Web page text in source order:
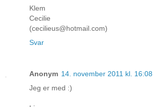
Klem
Cecilie
(cecilieus@hotmail.com)
Svar
Anonym 14. november 2011 kl. 16:08
Jeg er med :)